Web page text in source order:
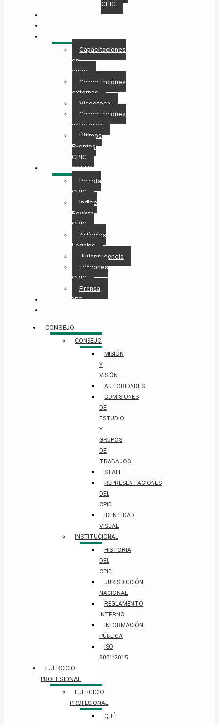
CPIC
Capacitaciones
en
curso
Capacitaciones
externas
Videoteca
Capacitaciones
anteriores
Últimos
Eventos
CPIC
PUBLICACIONES
Revista
CPIC
Indice
Revista
CPIC
Artículos
Legales
Jurisprudencia
Ediciones
CPIC
Prensa
NOVEDADES
CONSEJO
CONSEJO
MISIÓN
Y
VISIÓN
AUTORIDADES
COMISIONES
DE
ESTUDIO
Y
GRUPOS
DE
TRABAJOS
STAFF
REPRESENTACIONES
DEL
CPIC
IDENTIDAD
VISUAL
INSTITUCIONAL
HISTORIA
DEL
CPIC
JURISDICCIÓN
NACIONAL
REGLAMENTO
INTERNO
INFORMACIÓN
PÚBLICA
ISO
9001:2015
EJERCICIO
PROFESIONAL
EJERCICIO
PROFESIONAL
QUÉ